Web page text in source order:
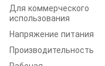
Для коммерческого
использования
Напряжение питания
Производительность